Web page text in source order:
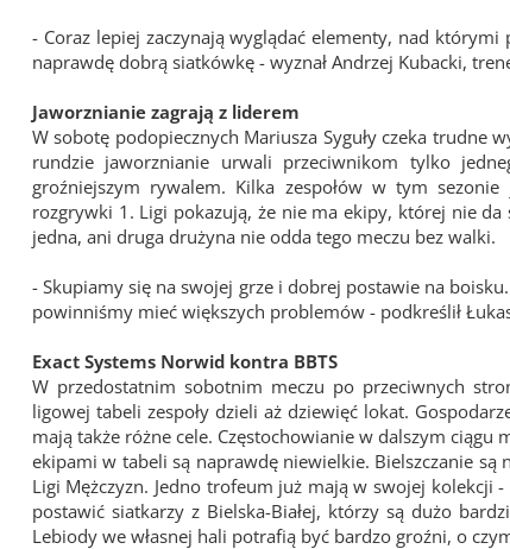
- Coraz lepiej zaczynają wyglądać elementy, nad
naprawdę dobrą siatkówkę - wyznał Andrzej Kubacki,
Jaworznianie zagrają z liderem
W sobotę podopiecznych Mariusza Syguły czeka trudne
rundzie jaworznianie urwali przeciwnikom tylko
groźniejszym rywalem. Kilka zespołów w tym
rozgrywki 1. Ligi pokazują, że nie ma ekipy, której nie da
jedna, ani druga drużyna nie odda tego meczu bez walki.
- Skupiamy się na swojej grze i dobrej postawie na
powinniśmy mieć większych problemów - podkreślił
Exact Systems Norwid kontra BBTS
W przedostatnim sobotnim meczu po przeciwnych
ligowej tabeli zespoły dzieli aż dziewięć lokat.
mają także różne cele. Częstochowianie w dalszym
ekipami w tabeli są naprawdę niewielkie. Bielszczanie
Ligi Mężczyzn. Jedno trofeum już mają w swojej kolekcji
postawić siatkarzy z Bielska-Białej, którzy są dużo
Lebiody we własnej hali potrafią być bardzo groźni, o